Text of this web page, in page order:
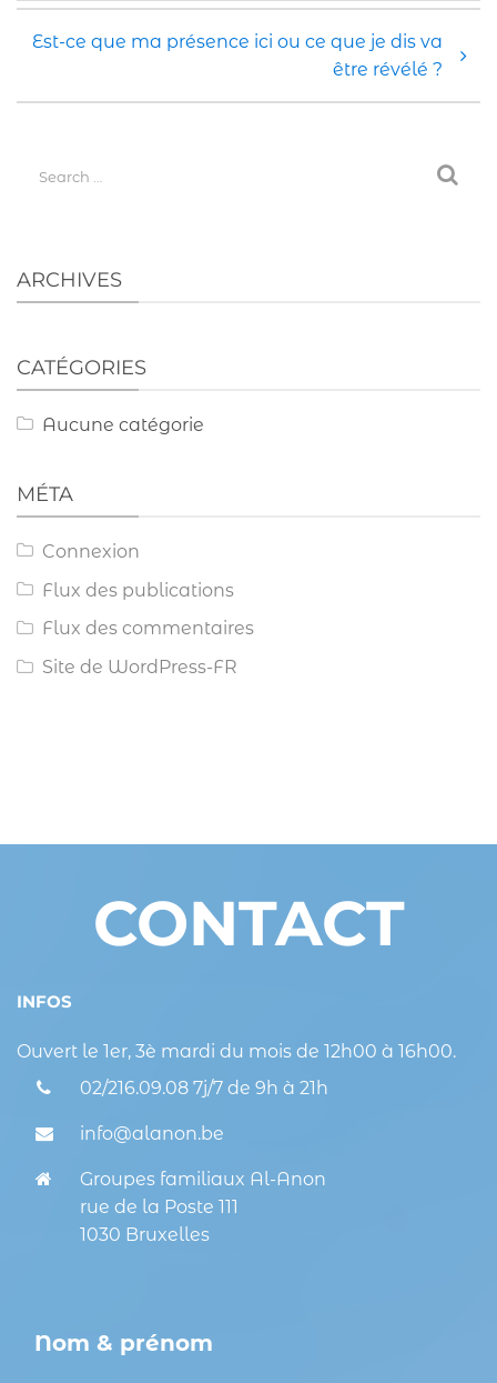
ARCHIVES
CATÉGORIES
Aucune catégorie
MÉTA
Connexion
Flux des publications
Flux des commentaires
Site de WordPress-FR
Est-ce que ma présence ici ou ce que je dis va
être révélé ?
CONTACT
INFOS
Ouvert le 1er, 3è mardi du mois de 12h00 à 16h00.
02/216.09.08 7j/7 de 9h à 21h
info@alanon.be
Groupes familiaux Al-Anon
rue de la Poste 111
1030 Bruxelles